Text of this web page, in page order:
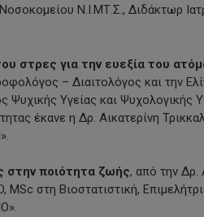
Ν.Ι.ΜΤ.Σ., Διδάκτωρ
στρες για την ευεξία του
– Διαιτολόγος και την
Ψυχικής Υγείας και Ψυχολογικής
έκανε η Δρ. Αικατερίνη
στην ποιότητα ζωής, από την Δρ.
στη Βιοστατιστική,